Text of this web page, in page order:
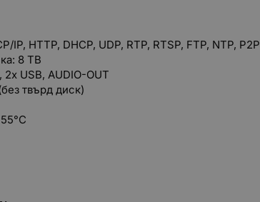
IP, HTTP, DHCP, UDP, RTP, RTSP, FTP, NTP, P2P
8 TB
USB, AUDIO-OUT
твърд диск)